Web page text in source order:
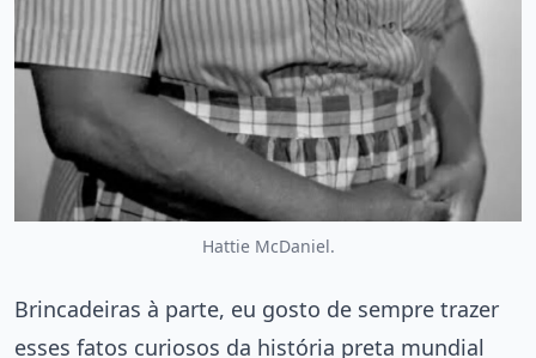
Hattie McDaniel.
Brincadeiras à parte, eu gosto de sempre trazer
esses fatos curiosos da história preta mundial